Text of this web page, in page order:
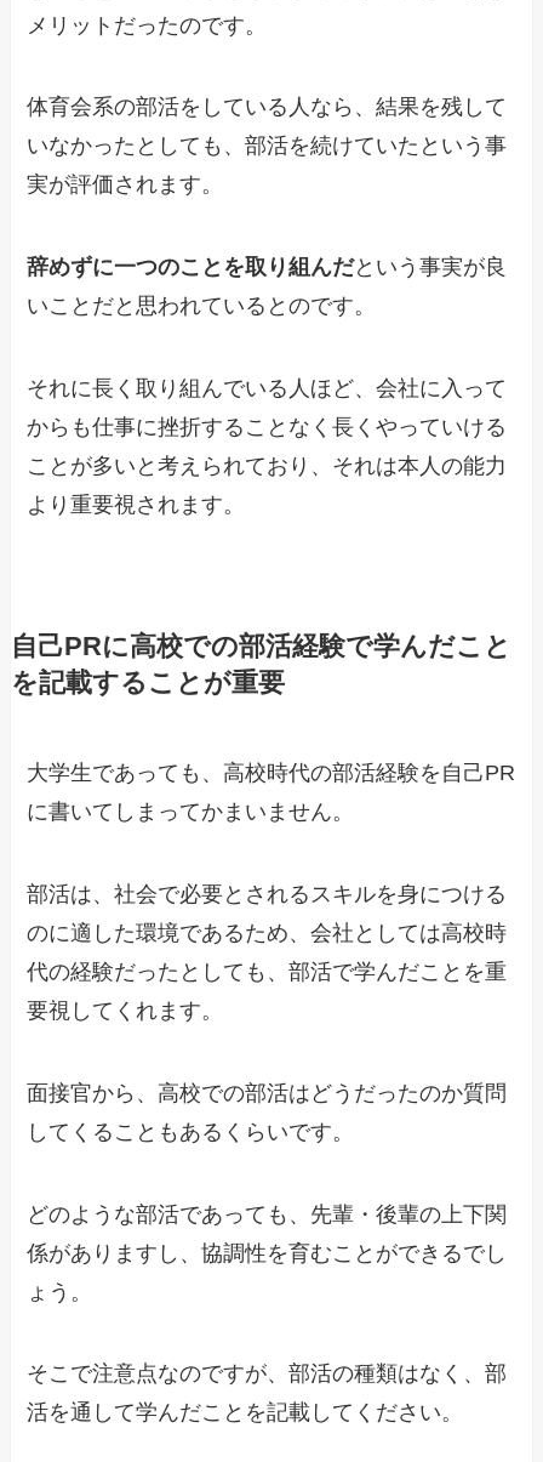
メリットだったのです。
体育会系の部活をしている人なら、結果を残して
いなかったとしても、部活を続けていたという事
実が評価されます。
辞めずに一つのことを取り組んだという事実が良
いことだと思われているとのです。
それに長く取り組んでいる人ほど、会社に入って
からも仕事に挫折することなく長くやっていける
ことが多いと考えられており、それは本人の能力
より重要視されます。
自己PRに高校での部活経験で学んだこと
を記載することが重要
大学生であっても、高校時代の部活経験を自己PR
に書いてしまってかまいません。
部活は、社会で必要とされるスキルを身につける
のに適した環境であるため、会社としては高校時
代の経験だったとしても、部活で学んだことを重
要視してくれます。
面接官から、高校での部活はどうだったのか質問
してくることもあるくらいです。
どのような部活であっても、先輩・後輩の上下関
係がありますし、協調性を育むことができるでし
ょう。
そこで注意点なのですが、部活の種類はなく、部
活を通して学んだことを記載してください。